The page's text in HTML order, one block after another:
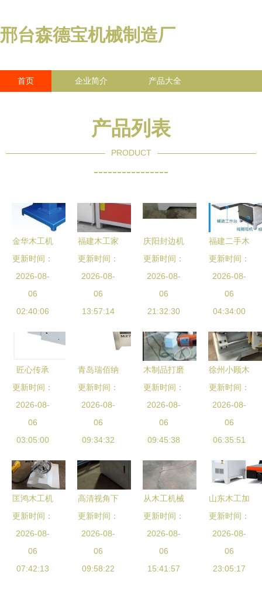
邢台森德宝机械制造厂
首页 企业简介 产品大全
产品列表
PRODUCT
----------------
金华木工机
械 优质批
发与采购的
实惠之选
更新时间：
2026-08-
06
02:40:06
福建木工家
具雕刻机价
格福建石材
石碑木工广
告雕刻机报
工机械_世
界工厂网中
国产品信息
更新时间：
2026-08-
06
13:57:14
庆阳封边机
万发木工机
械助力木工
产业高效升
级
更新时间：
2026-08-
06
21:32:30
福建二手木
工设备市场
活跃 求
购、回收与
供应一站式
更新时间：
2026-08-
06
04:34:00
匠心传承
万利德机械
与万德利木
工机械厂的
精密共赢
更新时间：
2026-08-
06
03:05:00
青岛瑞佰纳
双头单头木
工铰链钻孔
机 橱柜衣
柜三合一打
孔机铰链机
图片_高清
图_细节图-
更新时间：
2026-08-
06
09:34:32
木制品打磨
新科技 机
器人如何重
塑传统木工
工艺的效率
更新时间：
2026-08-
06
09:45:38
徐州小顾木
工机械与建
筑机械 专
业设备助力
产业升级
更新时间：
2026-08-
06
06:35:51
匡鸿木工机
械厂 专业
供应
MZ1610木
工钻孔设
更新时间：
2026-08-
06
07:42:13
高清视角下
的木工机械
技艺与力量
的完美融合
更新时间：
2026-08-
06
09:58:22
从木工机械
裁板锯到建
筑机械 现
代施工中的
精密切割艺
更新时间：
2026-08-
06
15:41:57
山东木工加
工中心 多
工序多功能
免换刀技术
引领定制木
更新时间：
2026-08-
06
23:05:17